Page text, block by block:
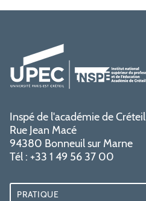
Inspé de l'académie de Créteil
Rue Jean Macé
94380 Bonneuil sur Marne
Tél : +33 1 49 56 37 00
PRATIQUE